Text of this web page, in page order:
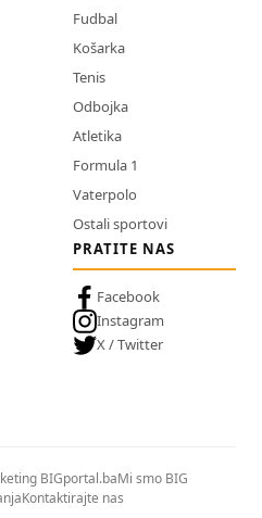
Fudbal
Košarka
Tenis
Odbojka
Atletika
Formula 1
Vaterpolo
Ostali sportovi
PRATITE NAS
Facebook
Instagram
X / Twitter
BIGportal.baMi smo BIG
Kontaktirajte nas